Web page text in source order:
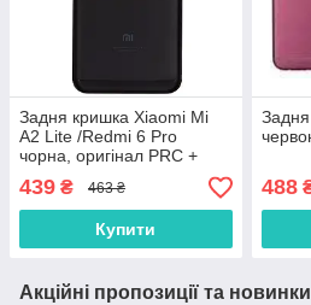
Задня кришка Xiaomi Mi
A2 Lite /Redmi 6 Pro
чорна, оригінал PRC +
скло камери
439 ₴ 463 ₴
Купити
488
Акційні пропозиції та новинки